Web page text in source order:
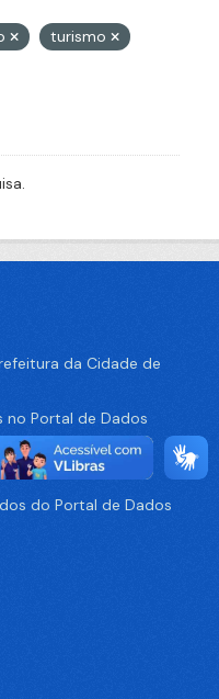
turismo
da Cidade de
no Portal de Dados
do Recife
do Portal de Dados